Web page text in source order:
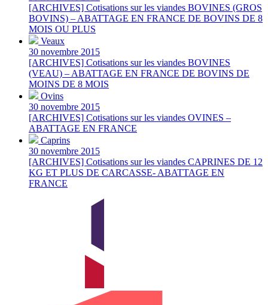
[ARCHIVES] Cotisations sur les viandes BOVINES (GROS
BOVINS) – ABATTAGE EN FRANCE DE BOVINS DE 8
MOIS OU PLUS
Veaux
30 novembre 2015
[ARCHIVES] Cotisations sur les viandes BOVINES
(VEAU) – ABATTAGE EN FRANCE DE BOVINS DE
MOINS DE 8 MOIS
Ovins
30 novembre 2015
[ARCHIVES] Cotisations sur les viandes OVINES –
ABATTAGE EN FRANCE
Caprins
30 novembre 2015
[ARCHIVES] Cotisations sur les viandes CAPRINES DE 12
KG ET PLUS DE CARCASSE- ABATTAGE EN
FRANCE